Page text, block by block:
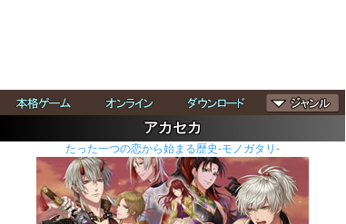
アカセカ
たった一つの恋から始まる歴史-モノガタリ-